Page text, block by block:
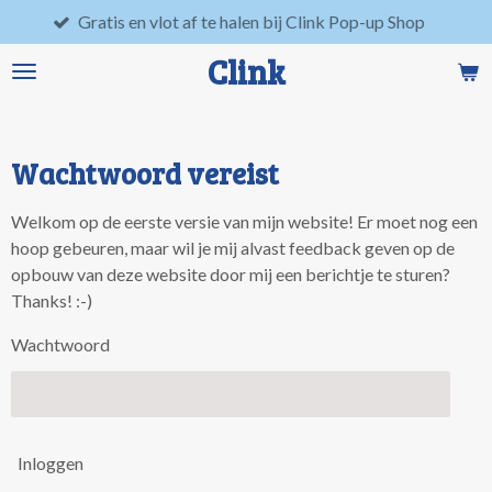
direct
naar
Clink
Gratis en vlot af te halen bij Clink Pop-up Shop
Wachtwoord vereist
Welkom op de eerste versie van mijn website! Er moet nog een
hoop gebeuren, maar wil je mij alvast feedback geven op de
opbouw van deze website door mij een berichtje te sturen?
Thanks! :-)
Wachtwoord
Inloggen